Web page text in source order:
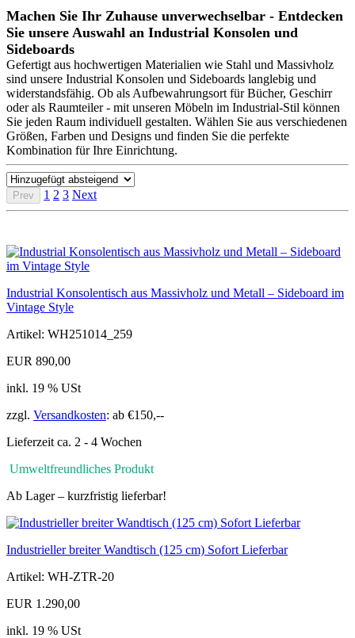
Machen Sie Ihr Zuhause unverwechselbar - Entdecken
Sie unsere Auswahl an Industrial Konsolen und
Sideboards
Gefertigt aus hochwertigen Materialien wie Stahl und Massivholz
sind unsere Industrial Konsolen und Sideboards langlebig und
widerstandsfähig. Ob als Aufbewahrungsort für Bücher, Geschirr
oder als Raumteiler - mit unseren Möbeln im Industrial-Stil können
Sie jeden Raum individuell gestalten. Wählen Sie aus verschiedenen
Größen, Farben und Designs und finden Sie die perfekte
Kombination für Ihre Einrichtung.
Prev 1 2 3 Next
Industrial Konsolentisch aus Massivholz und Metall – Sideboard im
Vintage Style
Artikel: WH251014_259
EUR 890,00
inkl. 19 % USt
zzgl. Versandkosten: ab €150,--
Lieferzeit ca. 2 - 4 Wochen
Umweltfreundliches Produkt
Ab Lager – kurzfristig lieferbar!
Industrieller breiter Wandtisch (125 cm) Sofort Lieferbar
Artikel: WH-ZTR-20
EUR 1.290,00
inkl. 19 % USt